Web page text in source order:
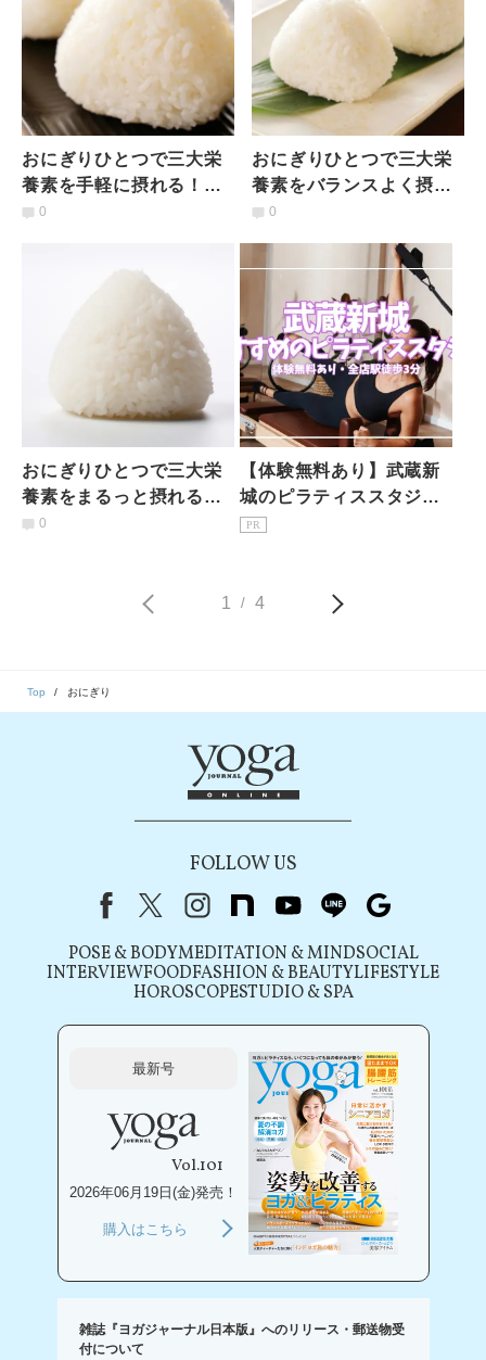
おにぎりひとつで三大栄
養素を手軽に摂れる！お
にぎりと組み合わせると
0
おにぎりひとつで三大栄
養素をバランスよく摂れ
る！おにぎりと組み合わ
【管理栄養士監修レシ
0
おにぎりひとつで三大栄
養素をまるっと摂れる！
加えるべきおにぎりの具
0
【体験無料あり】武蔵新
城のピラティススタジオ7
選｜初心者・女性専用を
PR
1 / 4
Top おにぎり
FOLLOW US
FacebookX（旧Twitter）
instagram
note youtubeline
POSE & BODYMEDITATION & MINDSOCIAL
INTERVIEWFOODFASHION & BEAUTYLIFESTYLE
HOROSCOPESTUDIO & SPA
最新号
Vol.101
2026年06月19日(金)発売！
購入はこちら
雑誌『ヨガジャーナル日本版』へのリリース・郵送物受
付について